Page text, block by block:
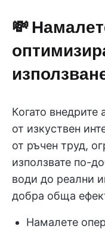
💸
Когато внедрите
от изкуствен
от ръчен труд,
използвате по-
води до реални
добра обща
Намалете